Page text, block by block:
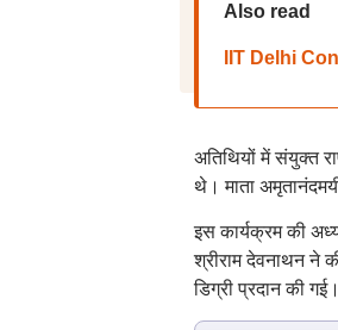
Also read
IIT Delhi
अतिथियों में संयुक्त
थे। माता
इस कार्यक्रम की
श्रीराम देवनाथन ने
डिग्री प्रदान की गई।